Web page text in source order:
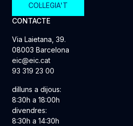
COL·LEGIA'T
CONTACTE
Via Laietana, 39.
08003 Barcelona
eic@eic.cat
93 319 23 00
dilluns a dijous:
8:30h a 18:00h
divendres:
8:30h a 14:30h